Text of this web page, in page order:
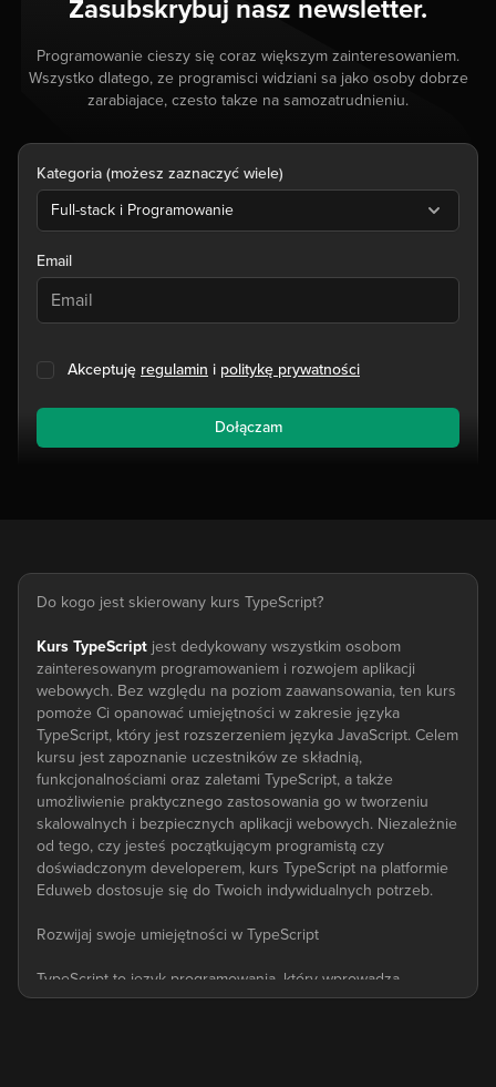
Zasubskrybuj nasz newsletter.
Programowanie cieszy się coraz większym zainteresowaniem.
Wszystko dlatego, ze programisci widziani sa jako osoby dobrze
zarabiajace, czesto takze na samozatrudnieniu.
Kategoria (możesz zaznaczyć wiele)
Full-stack i Programowanie
Email
Akceptuję regulamin i politykę prywatności
Dołączam
Do kogo jest skierowany kurs TypeScript?
Kurs TypeScript jest dedykowany wszystkim osobom
zainteresowanym programowaniem i rozwojem aplikacji
webowych. Bez względu na poziom zaawansowania, ten kurs
pomoże Ci opanować umiejętności w zakresie języka
TypeScript, który jest rozszerzeniem języka JavaScript. Celem
kursu jest zapoznanie uczestników ze składnią,
funkcjonalnościami oraz zaletami TypeScript, a także
umożliwienie praktycznego zastosowania go w tworzeniu
skalowalnych i bezpiecznych aplikacji webowych. Niezależnie
od tego, czy jesteś początkującym programistą czy
doświadczonym developerem, kurs TypeScript na platformie
Eduweb dostosuje się do Twoich indywidualnych potrzeb.
Rozwijaj swoje umiejętności w TypeScript
TypeScript to język programowania, który wprowadza
statyczną typizację i dodatkowe funkcje do języka JavaScript.